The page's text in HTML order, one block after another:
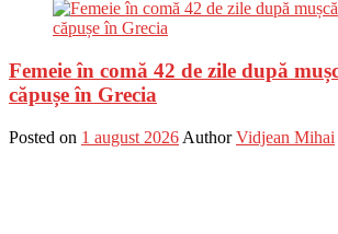
Femeie în comă 42 de zile după
căpușe în Grecia
Posted on 1 august 2026 Author Vidjean Mihai